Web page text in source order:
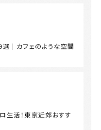
｜カフェのような空間
生活！東京近郊おすす